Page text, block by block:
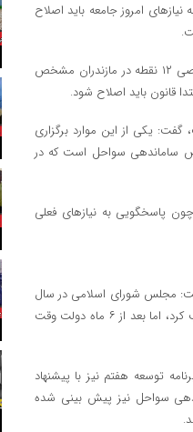
شده است با توجه به نیاز‌های امروز جامعه باید اصلاح
حسینی پور گفت: در خصوص طرح ساماندهی سواحل با سرمایه گذاری بخش خصوصی ۱۲ نقطه در مازندران مشخص
یکی از این موارد برگزاری
ساماندهی سواحل است که در
پاسخگویی به نیاز‌های فعلی
مجلس شورای اسلامی در سال
۹۲ سازمان عمران ساحل را به عنوان سازمانی مستقل برای ساماندهی سواحل تصویب کرد، اما بعد از ۶ ماه دولت وقت
توسعه هفتم نیز با پیشنهاد
سواحل نیز پیش بینی شده